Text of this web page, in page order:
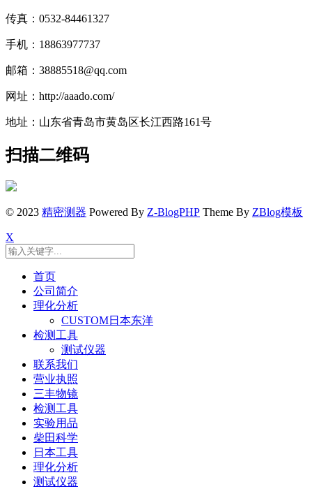
传真：0532-84461327
手机：18863977737
邮箱：38885518@qq.com
网址：http://aaado.com/
地址：山东省青岛市黄岛区长江西路161号
扫描二维码
© 2023 精密测器 Powered By Z-BlogPHP Theme By ZBlog模板
X
首页
公司简介
理化分析
CUSTOM日本东洋
检测工具
测试仪器
联系我们
营业执照
三丰物镜
检测工具
实验用品
柴田科学
日本工具
理化分析
测试仪器